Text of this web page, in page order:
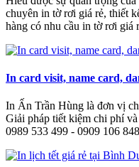
chuyên in tờ rơi giá rẻ, thiết
hàng có nhu cầu in tờ rơi giá
In card visit, name card,
In Ấn Trần Hùng là đơn vị
Giải pháp tiết kiệm chi phí
0989 533 499 - 0909 106 848